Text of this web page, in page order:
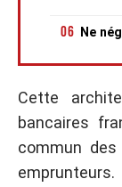
Ne
Cette
bancaires
commun